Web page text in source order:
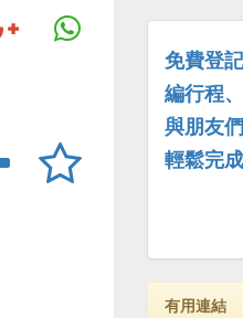
免費登
編行程
與朋友
輕鬆完成
有用連結